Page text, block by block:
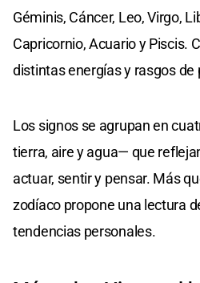
Géminis, Cáncer, Leo, Virgo,
Capricornio, Acuario y Piscis.
distintas energías y rasgos de
Los signos se agrupan en
tierra, aire y agua— que
actuar, sentir y pensar. Más
zodíaco propone una lectura
tendencias personales.